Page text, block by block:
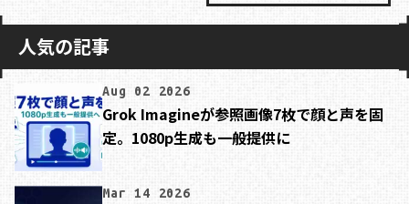
人気の記事
Aug 02 2026
Grok Imagineが参照画像7枚で顔と声を固
定。1080p生成も一般提供に
Mar 14 2026